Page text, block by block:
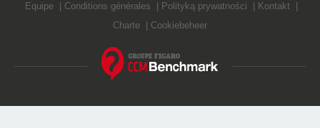
Equipe Conditions générales Polityką prywatności
Kontakt
Charte
Cookiebeheer